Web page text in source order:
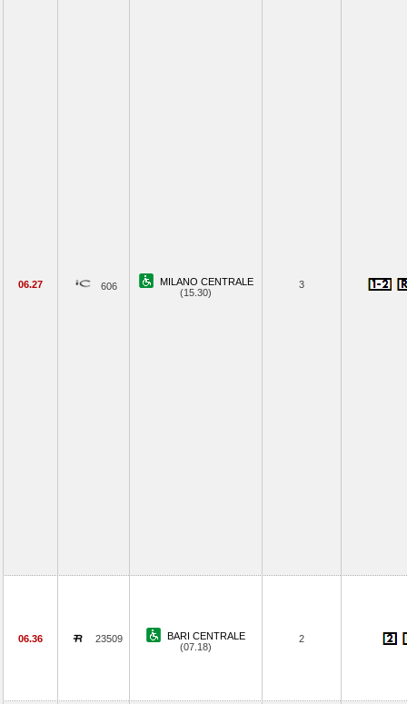
06.27 606
MILANO CENTRALE
(15.30)
3
06.36 23509
BARI CENTRALE
(07.18)
2